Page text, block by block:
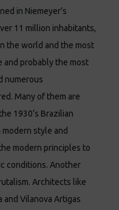
in Niemeyer’s
11 million inhabitants,
the world and the most
and probably the most
numerous
Many of them are
1930‘s Brazilian
style and
modern principles to
conditions. Another
Architects like
and Vilanova Artigas